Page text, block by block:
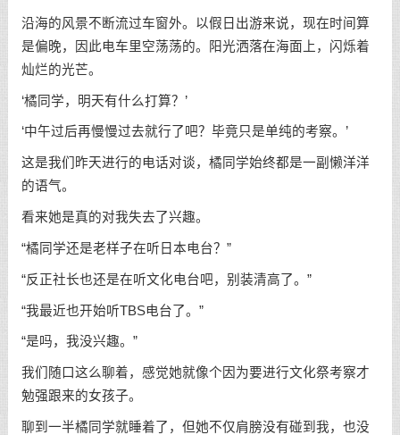
沿海的风景不断流过车窗外。以假日出游来说，现在时间算
是偏晚，因此电车里空荡荡的。阳光洒落在海面上，闪烁着
灿烂的光芒。
‘橘同学，明天有什么打算？’
‘中午过后再慢慢过去就行了吧？毕竟只是单纯的考察。’
这是我们昨天进行的电话对谈，橘同学始终都是一副懒洋洋
的语气。
看来她是真的对我失去了兴趣。
“橘同学还是老样子在听日本电台？”
“反正社长也还是在听文化电台吧，别装清高了。”
“我最近也开始听TBS电台了。”
“是吗，我没兴趣。”
我们随口这么聊着，感觉她就像个因为要进行文化祭考察才
勉强跟来的女孩子。
聊到一半橘同学就睡着了，但她不仅肩膀没有碰到我，也没